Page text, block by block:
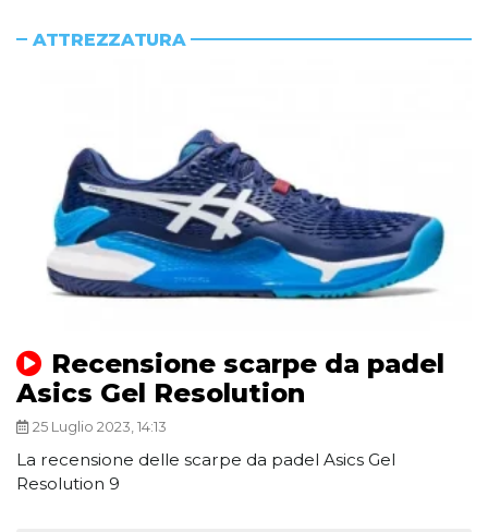
ATTREZZATURA
Recensione scarpe da padel
Asics Gel Resolution
25 Luglio 2023, 14:13
La recensione delle scarpe da padel Asics Gel
Resolution 9